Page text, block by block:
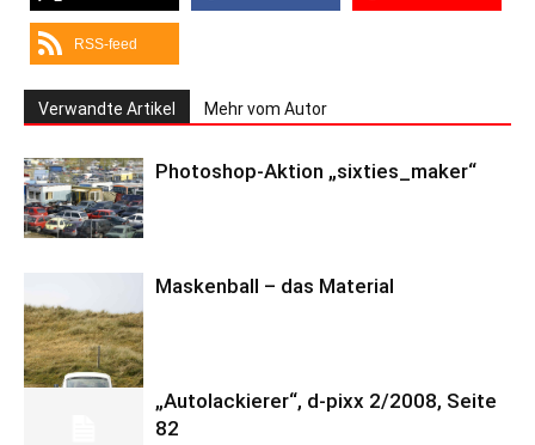
RSS-feed
Verwandte Artikel Mehr vom Autor
Photoshop-Aktion „sixties_maker“
Maskenball – das Material
„Autolackierer“, d-pixx 2/2008, Seite
82